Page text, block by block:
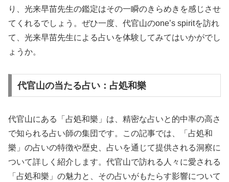
り、光来早苗先生の鑑定はその一瞬のきらめきを感じさせ
てくれるでしょう。ぜひ一度、代官山のone’s spiritを訪れ
て、光来早苗先生による占いを体験してみてはいかがでし
ょうか。
代官山の当たる占い：占処和樂
代官山にある「占処和樂」は、精密な占いと的中率の高さ
で知られる占い師の集団です。この記事では、「占処和
樂」の占いの特徴や歴史、占いを通じて提供される洞察に
ついて詳しく紹介します。代官山で訪れる人々に愛される
「占処和樂」の魅力と、その占いがもたらす影響について